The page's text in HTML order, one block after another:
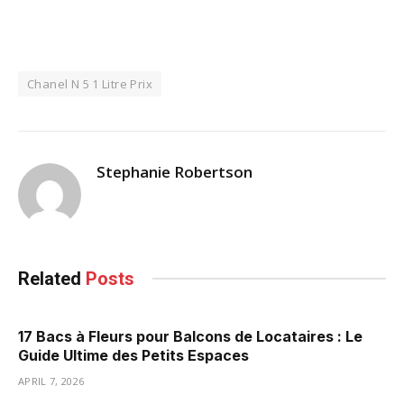
Chanel N 5 1 Litre Prix
Stephanie Robertson
Related Posts
17 Bacs à Fleurs pour Balcons de Locataires : Le
Guide Ultime des Petits Espaces
APRIL 7, 2026